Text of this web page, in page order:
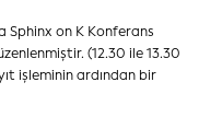
Sphinx on K Konferans
(12.30 ile 13.30
işleminin ardından bir